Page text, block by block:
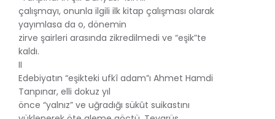
çalışmayı, onunla ilgili ilk kitap çalışması olarak
yayımlasa da o, dönemin
zirve şairleri arasında zikredilmedi ve “eşik”te
kaldı.
II
Edebiyatın “eşikteki ufkî adam”ı Ahmet Hamdi
Tanpınar, elli dokuz yıl
önce “yalnız” ve uğradığı sükût suikastını